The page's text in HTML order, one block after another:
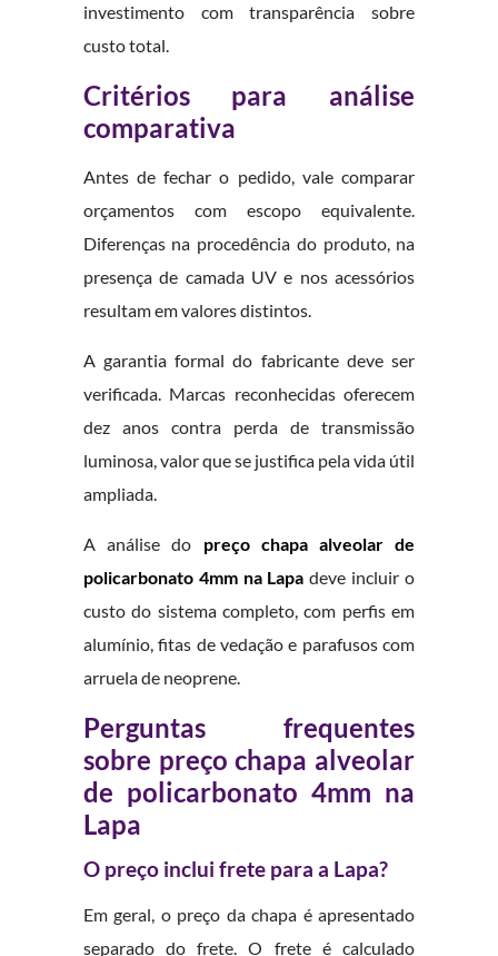
investimento com transparência sobre
custo total.
Critérios para análise
comparativa
Antes de fechar o pedido, vale comparar
orçamentos com escopo equivalente.
Diferenças na procedência do produto, na
presença de camada UV e nos acessórios
resultam em valores distintos.
A garantia formal do fabricante deve ser
verificada. Marcas reconhecidas oferecem
dez anos contra perda de transmissão
luminosa, valor que se justifica pela vida útil
ampliada.
A análise do preço chapa alveolar de
policarbonato 4mm na Lapa deve incluir o
custo do sistema completo, com perfis em
alumínio, fitas de vedação e parafusos com
arruela de neoprene.
Perguntas frequentes
sobre preço chapa alveolar
de policarbonato 4mm na
Lapa
O preço inclui frete para a Lapa?
Em geral, o preço da chapa é apresentado
separado do frete. O frete é calculado